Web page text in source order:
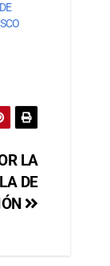
LA
DE